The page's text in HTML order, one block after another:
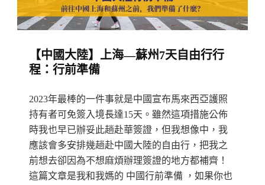
時
紀
Shanghai-
Suzhou
Travel
Journal:
Every
Discovery
We
Made
總
結：
程
安
機
票、
手
機
漫
【中國大陸】上海—蘇州7天自由行行
程：行前準備
2023年最棒的一件事就是中國宣布馬來西亞護照
持有者可免簽入境長達15天。雖然這項措施公佈
時我也早已辦妥此趟赴華簽證，但我想像中，我
應該會多安排幾趟赴中國大陸的自由行，把我之
前想去卻因為不想麻煩辦理簽證的地方都補齊！
這篇文章是我和我媽的 中國行前準備 ，如果你也